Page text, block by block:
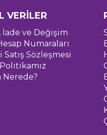
VERİLER
İade ve Değişim
Numaraları
Satış Sözleşmesi
Nerede?